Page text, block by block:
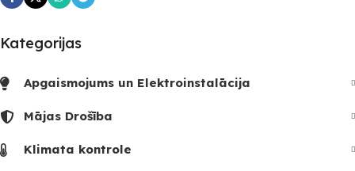
Kategorijas
Apgaismojums un Elektroinstalācija
Mājas Drošība
Klimata kontrole